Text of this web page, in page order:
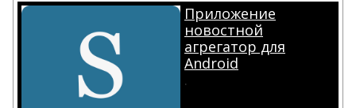
Приложение
новостной
агрегатор для
Android
.